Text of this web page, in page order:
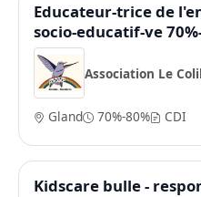
Educateur-trice de
socio-educatif-ve
Association Le
Gland 70%-80% CDI
Kidscare bulle -